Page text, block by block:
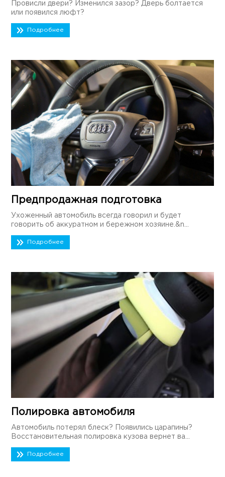
Провисли двери? Изменился зазор? Дверь болтается
или появился люфт?
Подробнее
Предпродажная подготовка
Ухоженный автомобиль всегда говорил и будет
говорить об аккуратном и бережном хозяине.&n...
Подробнее
Полировка автомобиля
Автомобиль потерял блеск? Появились царапины?
Восстановительная полировка кузова вернет ва...
Подробнее